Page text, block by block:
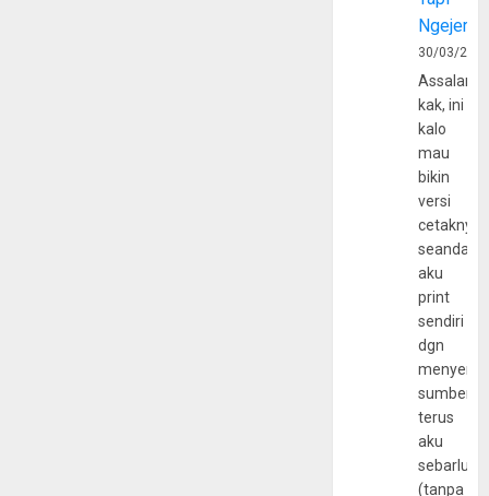
30/03/
kak, ini
kalo
mau
bikin
versi
cetaknya
aku
print
sendiri
dgn
sumber
terus
aku
(tanpa